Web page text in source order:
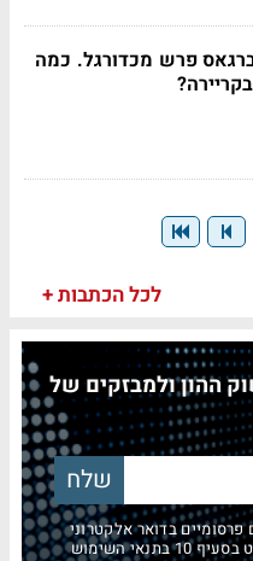
פרש מכדורגל. כמה
לכל הכתבות +
ההון ולמבזקים של
פרסומיים בדואר אלקטרוני
השימוש